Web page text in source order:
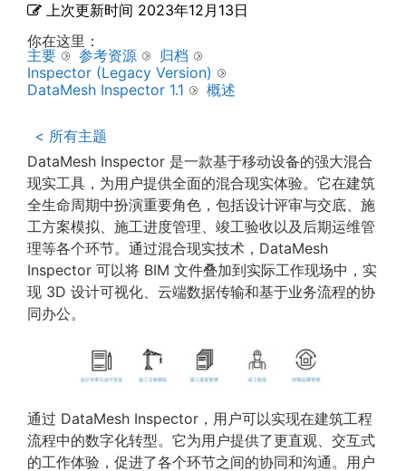
上次更新时间 2023年12月13日
你在这里：
主要
参考资源
归档
Inspector (Legacy Version)
DataMesh Inspector 1.1
概述
< 所有主题
DataMesh Inspector 是一款基于移动设备的强大混合
现实工具，为用户提供全面的混合现实体验。它在建筑
全生命周期中扮演重要角色，包括设计评审与交底、施
工方案模拟、施工进度管理、竣工验收以及后期运维管
理等各个环节。通过混合现实技术，DataMesh
Inspector 可以将 BIM 文件叠加到实际工作现场中，实
现 3D 设计可视化、云端数据传输和基于业务流程的协
同办公。
通过 DataMesh Inspector，用户可以实现在建筑工程
流程中的数字化转型。它为用户提供了更直观、交互式
的工作体验，促进了各个环节之间的协同和沟通。用户